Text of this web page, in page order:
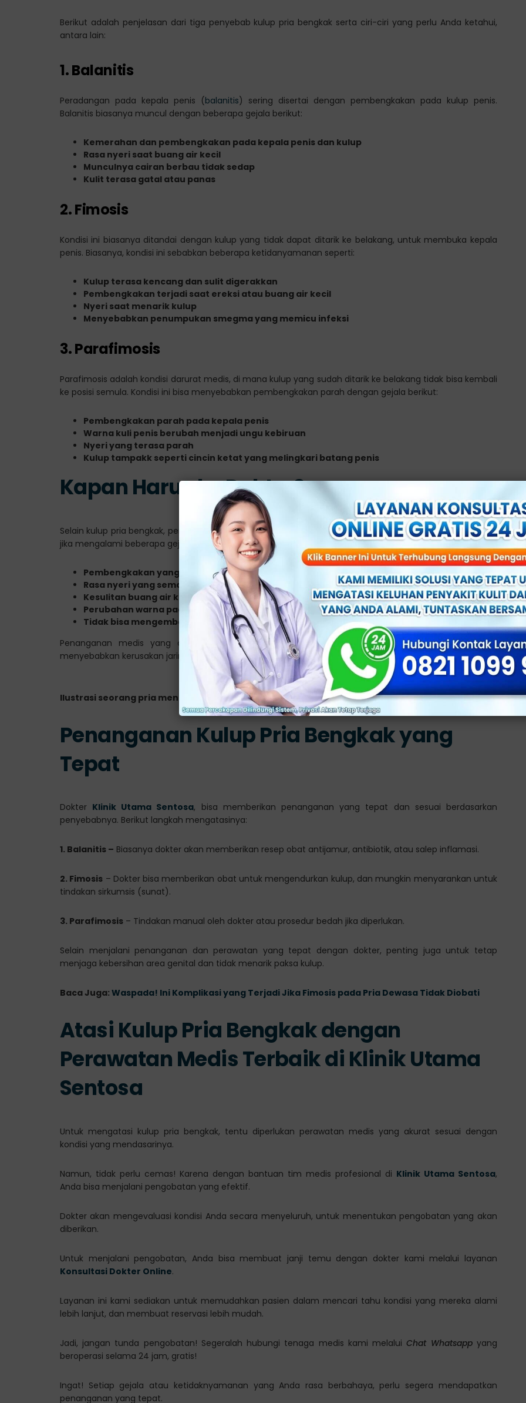
Berikut adalah penjelasan dari tiga penyebab kulup pria bengkak serta ciri-ciri yang perlu Anda ketahui,
antara lain:
1. Balanitis
Peradangan pada kepala penis (balanitis) sering disertai dengan pembengkakan pada kulup penis.
Balanitis biasanya muncul dengan beberapa gejala berikut:
Kemerahan dan pembengkakan pada kepala penis dan kulup
Rasa nyeri saat buang air kecil
Munculnya cairan berbau tidak sedap
Kulit terasa gatal atau panas
2. Fimosis
Kondisi ini biasanya ditandai dengan kulup yang tidak dapat ditarik ke belakang, untuk membuka kepala
penis. Biasanya, kondisi ini sebabkan beberapa ketidanyamanan seperti:
Kulup terasa kencang dan sulit digerakkan
Pembengkakan terjadi saat ereksi atau buang air kecil
Nyeri saat menarik kulup
Menyebabkan penumpukan smegma yang memicu infeksi
3. Parafimosis
Parafimosis adalah kondisi darurat medis, di mana kulup yang sudah ditarik ke belakang tidak bisa kembali
ke posisi semula. Kondisi ini bisa menyebabkan pembengkakan parah dengan gejala berikut:
Pembengkakan parah pada kepala penis
Warna kuli penis berubah menjadi ungu kebiruan
Nyeri yang terasa parah
Kulup tampakk seperti cincin ketat yang melingkari batang penis
Kapan Harus ke Dokter?
Selain kulup pria bengkak, penting untuk segera periksakan diri Anda ke dokter spesialis kelamin, terutama
jika mengalami beberapa gejala berikut:
Pembengkakan yang tidak membaik dalam 1-2 hari
Rasa nyeri yang semakin parah
Kesulitan buang air kecil
Perubahan warna pada penis atau kulup
Tidak bisa mengembalikan kulup penis ke posisi semula
Penanganan medis yang cepat sangatlah penting, terutama pada kasus parafimosis yang bisa
menyebabkan kerusakan jaringan permanen.
Ilustrasi seorang pria mengalami kulup bengkak
Penanganan Kulup Pria Bengkak yang
Tepat
Dokter Klinik Utama Sentosa, bisa memberikan penanganan yang tepat dan sesuai berdasarkan
penyebabnya. Berikut langkah mengatasinya:
1. Balanitis – Biasanya dokter akan memberikan resep obat antijamur, antibiotik, atau salep inflamasi.
2. Fimosis – Dokter bisa memberikan obat untuk mengendurkan kulup, dan mungkin menyarankan untuk
tindakan sirkumsis (sunat).
3. Parafimosis– Tindakan manual oleh dokter atau prosedur bedah jika diperlukan.
Selain menjalani penanganan dan perawatan yang tepat dengan dokter, penting juga untuk tetap
menjaga kebersihan area genital dan tidak menarik paksa kulup.
Baca Juga: Waspada! Ini Komplikasi yang Terjadi Jika Fimosis pada Pria Dewasa Tidak Diobati
Atasi Kulup Pria Bengkak dengan
Perawatan Medis Terbaik di Klinik Utama
Sentosa
Untuk mengatasi kulup pria bengkak, tentu diperlukan perawatan medis yang akurat sesuai dengan
kondisi yang mendasarinya.
Namun, tidak perlu cemas! Karena dengan bantuan tim medis profesional di Klinik Utama Sentosa,
Anda bisa menjalani pengobatan yang efektif.
Dokter akan mengevaluasi kondisi Anda secara menyeluruh, untuk menentukan pengobatan yang akan
diberikan.
Untuk menjalani pengobatan, Anda bisa membuat janji temu dengan dokter kami melalui layanan
Konsultasi Dokter Online.
Layanan ini kami sediakan untuk memudahkan pasien dalam mencari tahu kondisi yang mereka alami
lebih lanjut, dan membuat reservasi lebih mudah.
Jadi, jangan tunda pengobatan! Segeralah hubungi tenaga medis kami melaluiChat Whatsappyang
beroperasi selama 24 jam, gratis!
Ingat! Setiap gejala atau ketidaknyamanan yang Anda rasa berbahaya, perlu segera mendapatkan
penanganan yang tepat.